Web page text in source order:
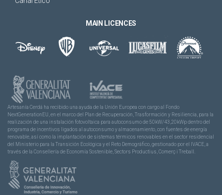
MAIN LICENCES
Artesanía Cerdá ha recibido una ayuda de la Unión Europea con cargo al Fondo
NextGenerationEU, en el marco del Plan de Recuperación, Trasformación y Resiliencia, para la
realización de una instalación fotovoltaica para autoconsumo de 50kW/43,20kWp dentro del
programa de incentivos ligados al autoconsumo y almacenamiento, con fuentes de energía
renovable, así como la implantación de sistemas térmicos renovables en el sector residencial
del Ministerio para la Transición Ecológica y el Reto Demográfico, gestionado por el IVACE, a
través de la Consellería de Economía Sostenible, Sectors Productius, Comerç i Treball.